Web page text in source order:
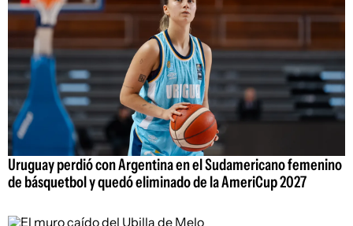
Uruguay perdió con Argentina en el Sudamericano femenino
de básquetbol y quedó eliminado de la AmeriCup 2027